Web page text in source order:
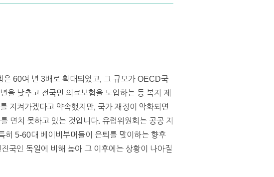
은 60여 년 3배로 확대되었고, 그 규모가 OECD국
을 낮추고 전국민 의료보험을 도입하는 등 복지 제
지켜가겠다고 약속했지만, 국가 재정이 악화되면
면치 못하고 있는 것입니다. 유럽위원회는 공공 지
히 5-60대 베이비부머들이 은퇴를 맞이하는 향후
국인 독일에 비해 높아 그 이후에는 상황이 나아질